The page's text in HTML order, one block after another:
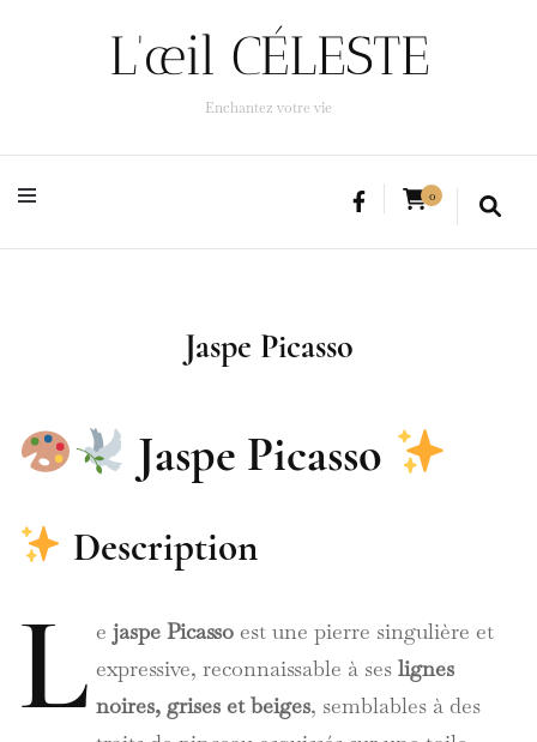
L'œil CÉLESTE
Enchantez votre vie
0
L'œil CÉLESTE
Enchantez votre vie
Jaspe Picasso
Jaspe Picasso
Description
L e jaspe Picasso est une pierre singulière et
expressive, reconnaissable à ses lignes
noires, grises et beiges, semblables à des